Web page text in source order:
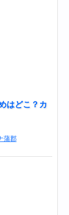
はどこ？カ
蒲郡